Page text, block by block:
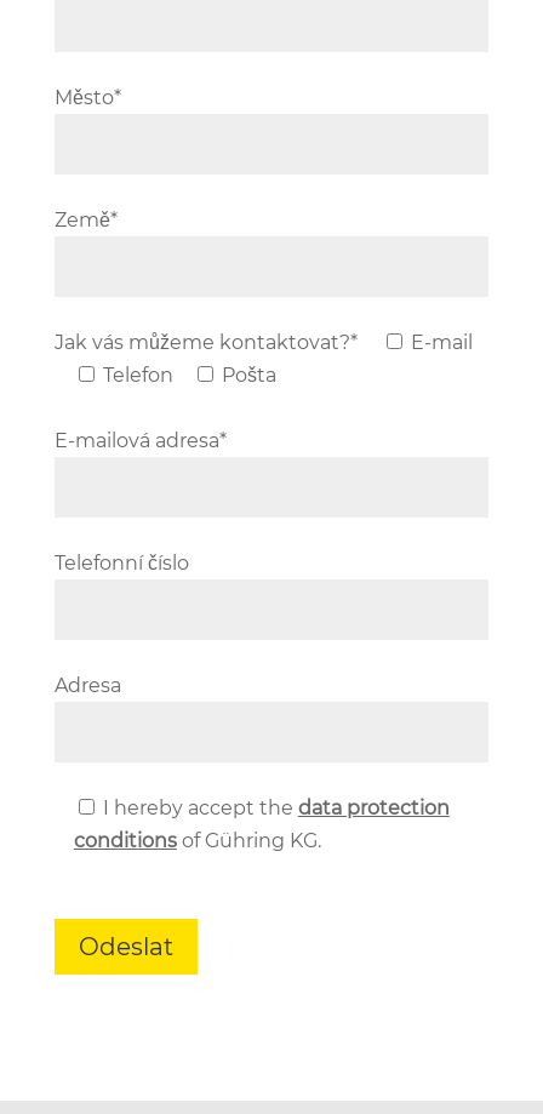
Bitte lasse dieses Feld leer.
Město*
Země*
Jak vás můžeme kontaktovat?*
E-mail
Telefon
Pošta
Bitte lasse dieses Feld leer.
E-mailová adresa*
Telefonní číslo
Adresa
I hereby accept the data protection
conditionsof Gühring KG.